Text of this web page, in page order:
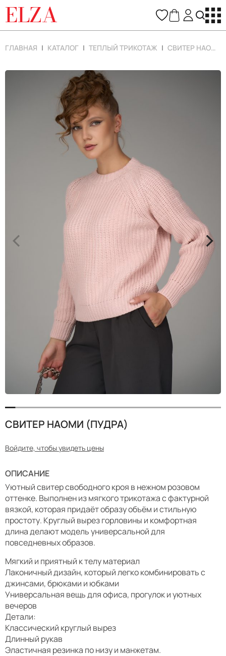
ELZA
ГЛАВНАЯ КАТАЛОГ ТЕПЛЫЙ ТРИКОТАЖ СВИТЕР НАОМИ (ПУДРА)
< >
СВИТЕР НАОМИ (ПУДРА)
Войдите, чтобы увидеть цены
ОПИСАНИЕ
Уютный свитер свободного кроя в нежном розовом
оттенке. Выполнен из мягкого трикотажа с фактурной
вязкой, которая придаёт образу объём и стильную
простоту. Круглый вырез горловины и комфортная
длина делают модель универсальной для
повседневных образов.
Мягкий и приятный к телу материал
Лаконичный дизайн, который легко комбинировать с
джинсами, брюками и юбками
Универсальная вещь для офиса, прогулок и уютных
вечеров
Детали:
Классический круглый вырез
Длинный рукав
Эластичная резинка по низу и манжетам.